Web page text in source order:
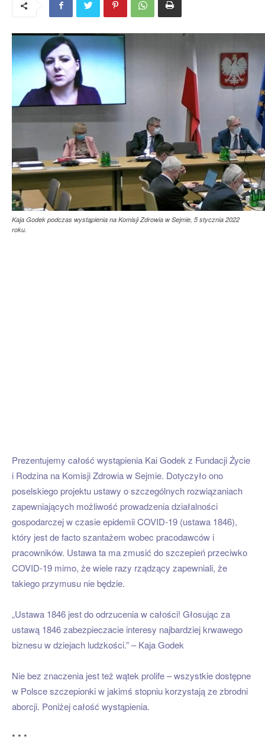
Kaja Godek podczas wystąpienia na Komisji Zdrowia w Sejmie, 5 stycznia 2022
roku.
Prezentujemy całość wystąpienia Kai Godek z Fundacji Życie
i Rodzina na Komisji Zdrowia w Sejmie. Dotyczyło ono
poselskiego projektu ustawy o szczególnych rozwiązaniach
zapewniających możliwość prowadzenia działalności
gospodarczej w czasie epidemii COVID-19 (ustawa 1846),
który jest de facto szantażem wobec pracodawców i
pracowników. Ustawa ta ma zmusić do szczepień przeciwko
COVID-19 mimo, że wiele razy rządzący zapewniali, że
takiego przymusu nie będzie.
„Ustawa 1846 jest do odrzucenia w całości! Głosując za
ustawą 1846 zabezpieczacie interesy najbardziej krwawego
biznesu w dziejach ludzkości.” – Kaja Godek
Nie bez znaczenia jest też wątek prolife – wszystkie dostępne
w Polsce szczepionki w jakimś stopniu korzystają ze zbrodni
aborcji. Poniżej całość wystąpienia.
* * *